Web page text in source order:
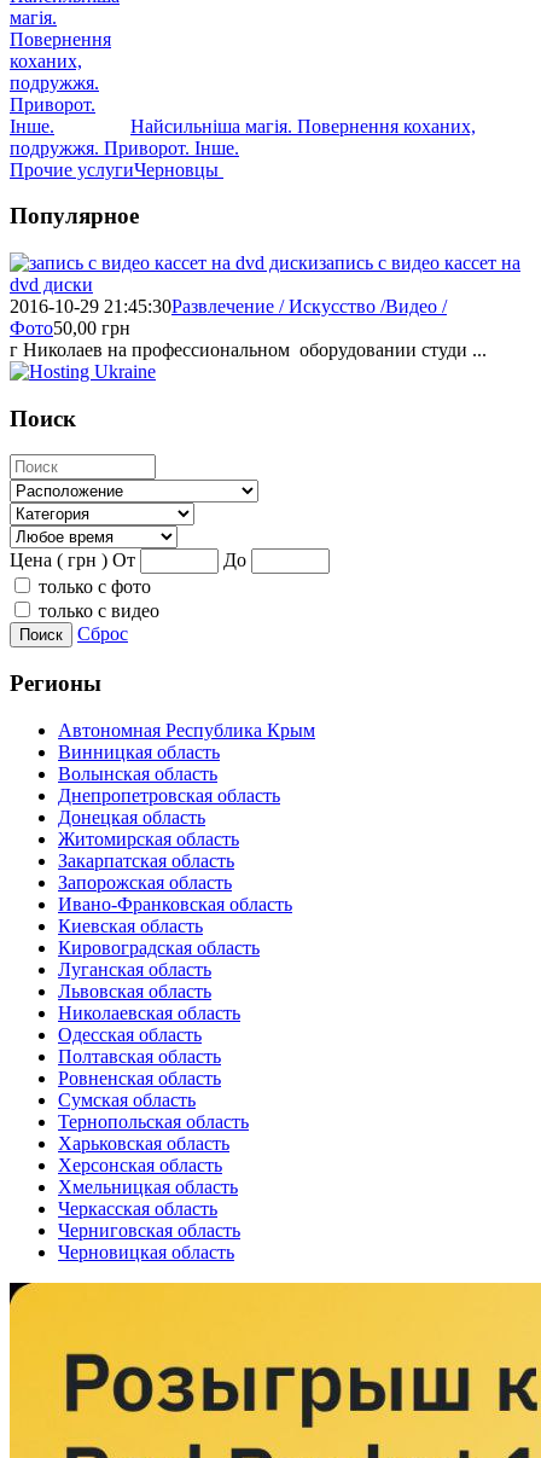
Найсильніша магія. Повернення коханих,
подружжя. Приворот. Інше.
Прочие услугиЧерновцы
Популярное
запись с видео кассет на
dvd диски
2016-10-29 21:45:30Развлечение / Искусство /Видео /
Фото50,00 грн
г Николаев на профессиональном оборудовании студи ...
Поиск
Цена ( грн ) От
До
только с фото
только с видео
Поиск Сброс
Регионы
Автономная Республика Крым
Винницкая область
Волынская область
Днепропетровская область
Донецкая область
Житомирская область
Закарпатская область
Запорожская область
Ивано-Франковская область
Киевская область
Кировоградская область
Луганская область
Львовская область
Николаевская область
Одесская область
Полтавская область
Ровненская область
Сумская область
Тернопольская область
Харьковская область
Херсонская область
Хмельницкая область
Черкасская область
Черниговская область
Черновицкая область